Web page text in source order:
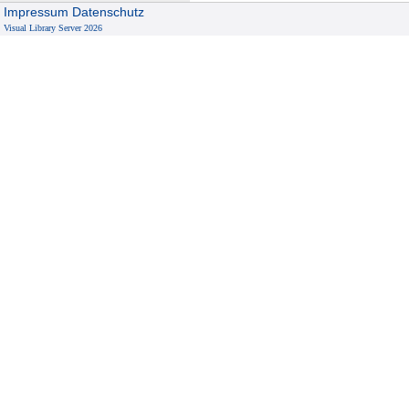
Impressum Datenschutz
Visual Library Server 2026